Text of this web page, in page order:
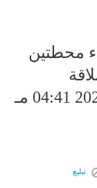
محطتين
تبليغ